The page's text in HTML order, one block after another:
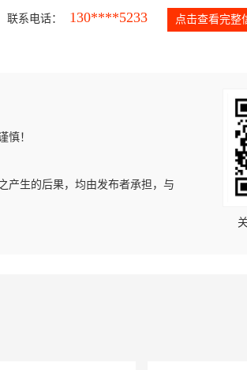
联系电话： 130****5233 点击查看完整
慎！
产生的后果，均由发布者承担，与